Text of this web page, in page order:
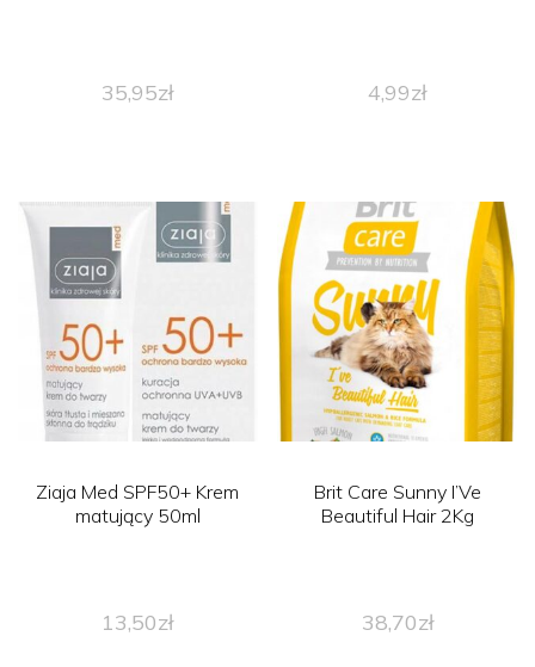
35,95zł 4,99zł
Ziaja Med SPF50+ Krem
matujący 50ml
13,50zł
Brit Care Sunny I’Ve
Beautiful Hair 2Kg
38,70zł